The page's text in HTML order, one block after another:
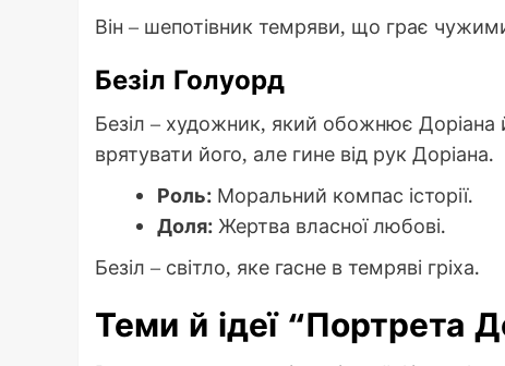
Він – шепотівник темряви, що грає
Безіл Голуорд
Безіл – художник, який обожнює Доріана
врятувати його, але гине від рук Доріана.
Роль: Моральний компас історії.
Доля: Жертва власної любові.
Безіл – світло, яке гасне в темряві гріха.
Теми й ідеї “Портрета